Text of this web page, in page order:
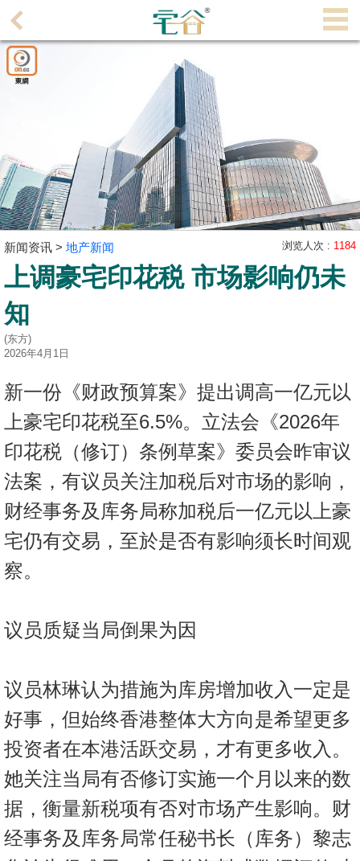
理
主
页
成
交
业
主
放
盘
宅
谷
揭
地
产
博
客
地
产
新
数
布
置
业
手
册
关
於
新闻资讯 > 地产新闻 浏览人次 : 1184
上调豪宅印花税 市场影响仍未
知
(东方)
2026年4月1日
新一份《财政预算案》提出调高一亿元以
上豪宅印花税至6.5%。立法会《2026年
印花税（修订）条例草案》委员会昨审议
法案，有议员关注加税后对市场的影响，
财经事务及库务局称加税后一亿元以上豪
宅仍有交易，至於是否有影响须长时间观
察。
议员质疑当局倒果为因
议员林琳认为措施为库房增加收入一定是
好事，但始终香港整体大方向是希望更多
投资者在本港活跃交易，才有更多收入。
她关注当局有否修订实施一个月以来的数
据，衡量新税项有否对市场产生影响。财
经事务及库务局常任秘书长（库务）黎志